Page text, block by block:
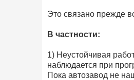
Это связано прежде
В частности:
1) Неустойчивая
наблюдается при
Пока автозавод не